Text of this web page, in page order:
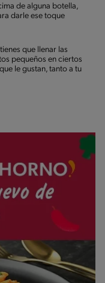
de alguna botella,
darle ese toque
que llenar las
pequeños en ciertos
le gustan, tanto a tu